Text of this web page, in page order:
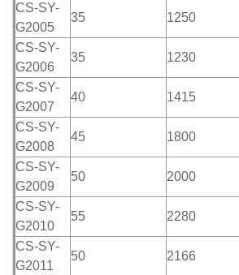
CS-SY-
G2005
35 1250
CS-SY-
G2006
35 1230
CS-SY-
G2007
40 1415
CS-SY-
G2008
45 1800
CS-SY-
G2009
50 2000
CS-SY-
G2010
55 2280
CS-SY-
G2011
50 2166